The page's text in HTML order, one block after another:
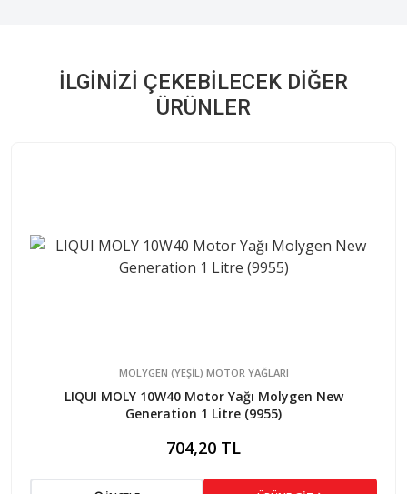
İLGINIZI ÇEKEBILECEK DIĞER
ÜRÜNLER
MOLYGEN (YEŞİL) MOTOR YAĞLARI
LIQUI MOLY 10W40 Motor Yağı Molygen New
Generation 1 Litre (9955)
704,20 TL